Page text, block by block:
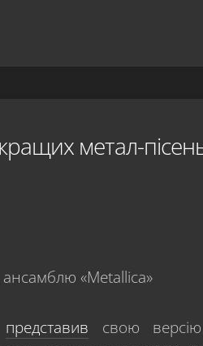
метал-
представив свою